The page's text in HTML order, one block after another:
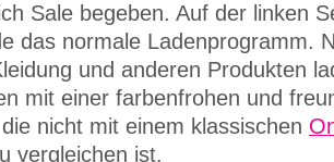
Sale begeben. Auf der linken
das normale Ladenprogramm.
und anderen Produkten
mit einer farbenfrohen und
nicht mit einem klassischen
vergleichen ist.